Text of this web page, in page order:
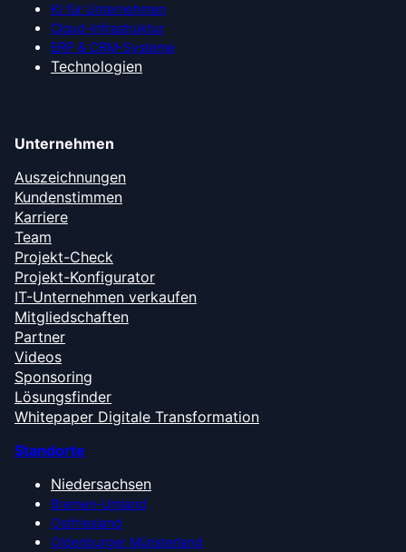
KI für Unternehmen
Cloud-Infrastruktur
ERP & CRM-Systeme
Technologien
Unternehmen
Auszeichnungen
Kundenstimmen
Karriere
Team
Projekt-Check
Projekt-Konfigurator
IT-Unternehmen verkaufen
Mitgliedschaften
Partner
Videos
Sponsoring
Lösungsfinder
Whitepaper Digitale Transformation
Standorte
Niedersachsen
Bremen-Umland
Ostfriesland
Oldenburger Münsterland